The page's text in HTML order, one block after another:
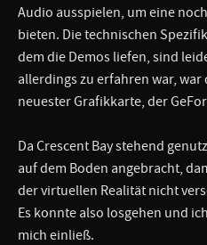
Audio ausspielen, um eine
bieten. Die technischen
dem die Demos liefen, sind
allerdings zu erfahren war, war
neuester Grafikkarte, der
Da Crescent Bay stehend
auf dem Boden angebracht,
der virtuellen Realität nicht
Es konnte also losgehen und
mich einließ.